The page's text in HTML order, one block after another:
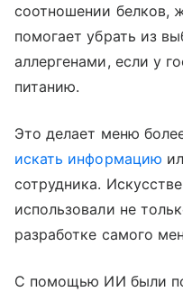
соотношении белков,
помогает убрать из
аллергенами, если у
питанию.
Это делает меню
искать информацию
сотрудника.
использовали не
разработке самого
С помощью ИИ были